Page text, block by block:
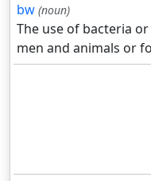
bw (noun)
The use of bacteria
men and animals or